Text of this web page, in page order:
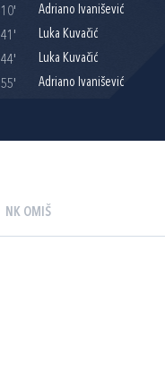
10'
Adriano Ivanišević
41'
Luka Kuvačić
44'
Luka Kuvačić
55'
Adriano Ivanišević
NK OMIŠ